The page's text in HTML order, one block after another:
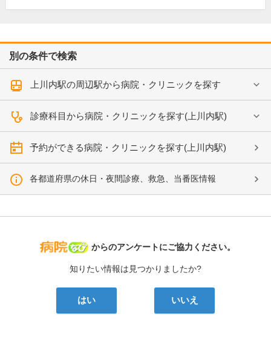
別の条件で検索
上川内駅の周辺駅から病院・クリニックを探す
診療科目から病院・クリニックを探す(上川内駅)
予約ができる病院・クリニックを探す(上川内駅)
各都道府県の休日・夜間診療、救急、当番医情報
病院なび
からのアンケートにご協力ください。
知りたい情報は見つかりましたか?
はい いいえ